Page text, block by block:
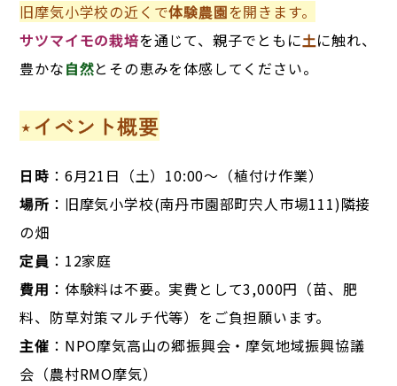
旧摩気小学校の近くで体験農園を開きます。
サツマイモの栽培を通じて、親子でともに土に触れ、
豊かな自然とその恵みを体感してください。
⋆イベント概要
日時 ：6月21日（土）10:00～（植付け作業）
場所 ：旧摩気小学校(南丹市園部町宍人市場111)隣接
の畑
定員 ：12家庭
費用 ：体験料は不要。実費として3,000円（苗、肥
料、防草対策マルチ代等）をご負担願います。
主催 ：NPO摩気高山の郷振興会・摩気地域振興協議
会（農村RMO摩気）